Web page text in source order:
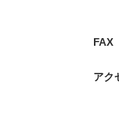
FAX
アク